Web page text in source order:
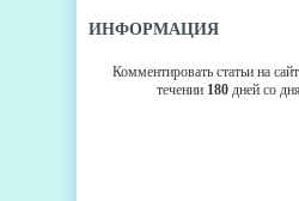
ИНФОРМАЦИЯ
Комментировать статьи на
течении 180 дней со